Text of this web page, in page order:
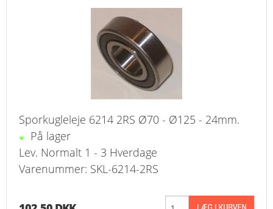
Sporkugleleje 6214 2RS Ø70 - Ø125 - 24mm.
På lager
Lev. Normalt 1 - 3 Hverdage
Varenummer: SKL-6214-2RS